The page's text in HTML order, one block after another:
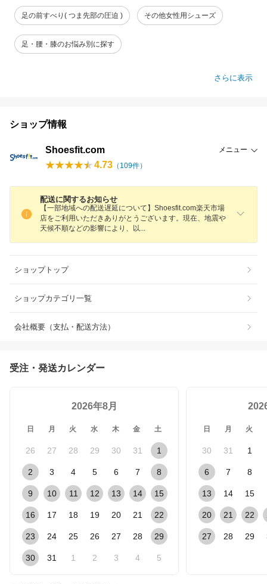
足の前すべり( つま先部の圧迫 ) その他女性用シューズ
足・腰・膝のお悩み別に探す
さらに表示
ショップ情報
Shoesfit.com メニュー
4.73 （ 109件）
配送に関するお知らせ
【一部地域への配送遅延について】Shoesfit.com楽天市場
店をご利用いただきありがとうございます。現在、地震や
天候不順などの影響により、
以
ショップトップ
ショップカテゴリ一覧
会社概要（支払・配送方法）
受注・発送カレンダー
2026年8月
日 月 火 水 木 金 土
26 27 28 29 30 31 1
2 3 4 5 6 7 8
9 10 11 12 13 14 15
16 17 18 19 20 21 22
23 24 25 26 27 28 29
30 31 1 2 3 4 5
日 月 火
30 31 1
6 7 8
13 14 15
20 21 22
27 28 29